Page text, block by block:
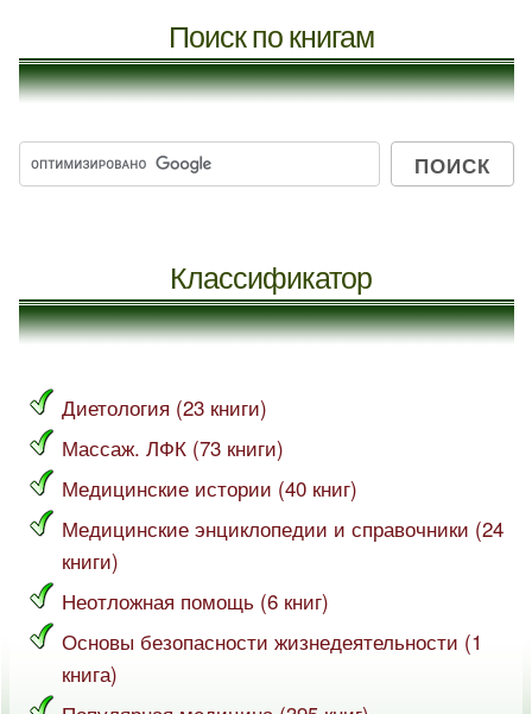
Поиск по книгам
Классификатор
Диетология (23 книги)
Массаж. ЛФК (73 книги)
Медицинские истории (40 книг)
Медицинские энциклопедии и справочники (24
книги)
Неотложная помощь (6 книг)
Основы безопасности жизнедеятельности (1
книга)